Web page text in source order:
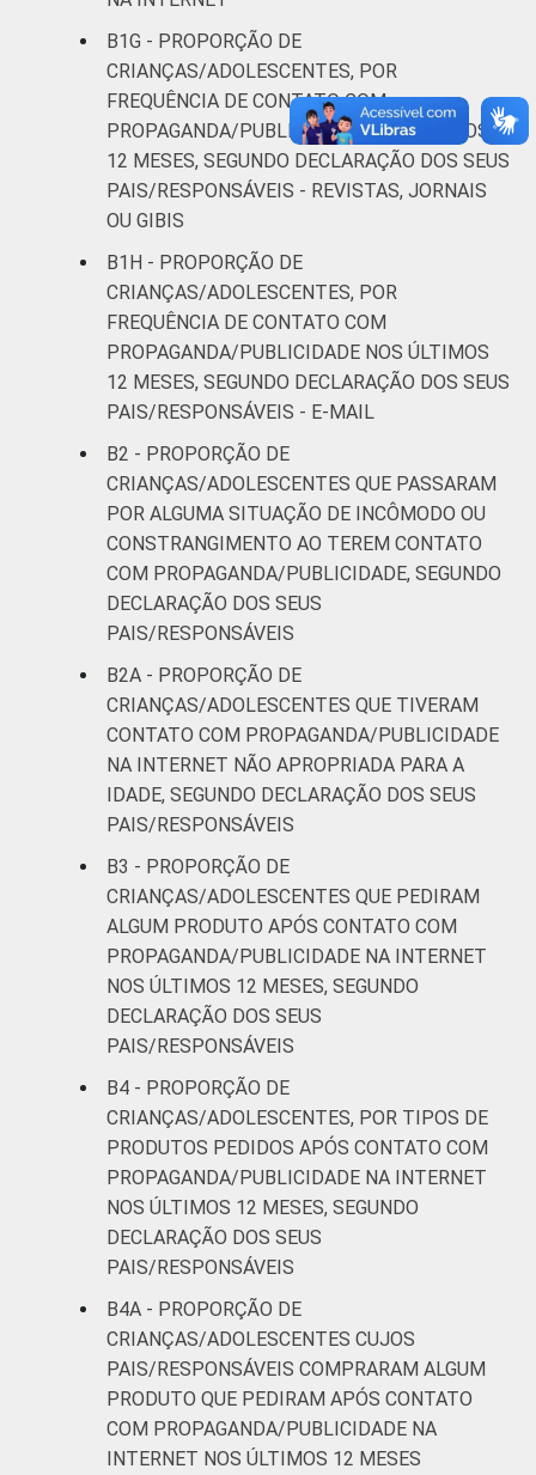
B1G - PROPORÇÃO DE
CRIANÇAS/ADOLESCENTES, POR
FREQUÊNCIA DE CONTATO COM
PROPAGANDA/PUBLICIDADE NOS ÚLTIMOS
12 MESES, SEGUNDO DECLARAÇÃO DOS SEUS
PAIS/RESPONSÁVEIS - REVISTAS, JORNAIS
OU GIBIS
B1H - PROPORÇÃO DE
CRIANÇAS/ADOLESCENTES, POR
FREQUÊNCIA DE CONTATO COM
PROPAGANDA/PUBLICIDADE NOS ÚLTIMOS
12 MESES, SEGUNDO DECLARAÇÃO DOS SEUS
PAIS/RESPONSÁVEIS - E-MAIL
B2 - PROPORÇÃO DE
CRIANÇAS/ADOLESCENTES QUE PASSARAM
POR ALGUMA SITUAÇÃO DE INCÔMODO OU
CONSTRANGIMENTO AO TEREM CONTATO
COM PROPAGANDA/PUBLICIDADE, SEGUNDO
DECLARAÇÃO DOS SEUS
PAIS/RESPONSÁVEIS
B2A - PROPORÇÃO DE
CRIANÇAS/ADOLESCENTES QUE TIVERAM
CONTATO COM PROPAGANDA/PUBLICIDADE
NA INTERNET NÃO APROPRIADA PARA A
IDADE, SEGUNDO DECLARAÇÃO DOS SEUS
PAIS/RESPONSÁVEIS
B3 - PROPORÇÃO DE
CRIANÇAS/ADOLESCENTES QUE PEDIRAM
ALGUM PRODUTO APÓS CONTATO COM
PROPAGANDA/PUBLICIDADE NA INTERNET
NOS ÚLTIMOS 12 MESES, SEGUNDO
DECLARAÇÃO DOS SEUS
PAIS/RESPONSÁVEIS
B4 - PROPORÇÃO DE
CRIANÇAS/ADOLESCENTES, POR TIPOS DE
PRODUTOS PEDIDOS APÓS CONTATO COM
PROPAGANDA/PUBLICIDADE NA INTERNET
NOS ÚLTIMOS 12 MESES, SEGUNDO
DECLARAÇÃO DOS SEUS
PAIS/RESPONSÁVEIS
B4A - PROPORÇÃO DE
CRIANÇAS/ADOLESCENTES CUJOS
PAIS/RESPONSÁVEIS COMPRARAM ALGUM
PRODUTO QUE PEDIRAM APÓS CONTATO
COM PROPAGANDA/PUBLICIDADE NA
INTERNET NOS ÚLTIMOS 12 MESES